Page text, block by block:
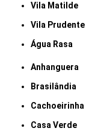
Vila Matilde
Vila Prudente
Água Rasa
Anhanguera
Brasilândia
Cachoeirinha
Casa Verde